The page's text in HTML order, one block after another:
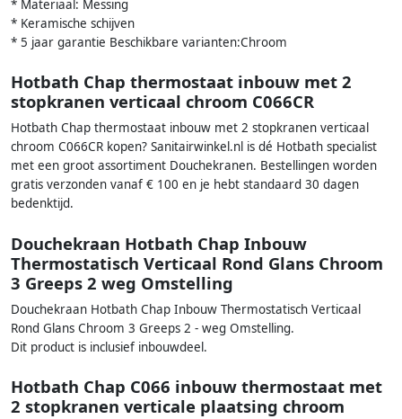
* Materiaal: Messing
* Keramische schijven
* 5 jaar garantie Beschikbare varianten:Chroom
Hotbath Chap thermostaat inbouw met 2
stopkranen verticaal chroom C066CR
Hotbath Chap thermostaat inbouw met 2 stopkranen verticaal
chroom C066CR kopen? Sanitairwinkel.nl is dé Hotbath specialist
met een groot assortiment Douchekranen. Bestellingen worden
gratis verzonden vanaf € 100 en je hebt standaard 30 dagen
bedenktijd.
Douchekraan Hotbath Chap Inbouw
Thermostatisch Verticaal Rond Glans Chroom
3 Greeps 2 weg Omstelling
Douchekraan Hotbath Chap Inbouw Thermostatisch Verticaal
Rond Glans Chroom 3 Greeps 2 - weg Omstelling.
Dit product is inclusief inbouwdeel.
Hotbath Chap C066 inbouw thermostaat met
2 stopkranen verticale plaatsing chroom